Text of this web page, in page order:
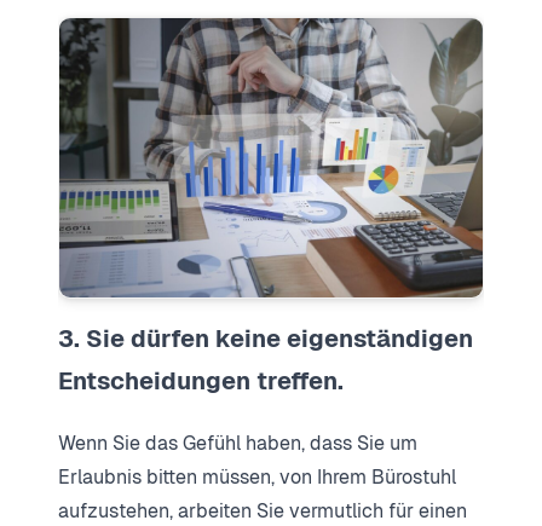
3. Sie dürfen keine eigenständigen
Entscheidungen treffen.
Wenn Sie das Gefühl haben, dass Sie um
Erlaubnis bitten müssen, von Ihrem Bürostuhl
aufzustehen, arbeiten Sie vermutlich für einen